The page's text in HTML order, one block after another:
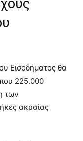
Εισοδήματος θα
225.000
των
ακραίας